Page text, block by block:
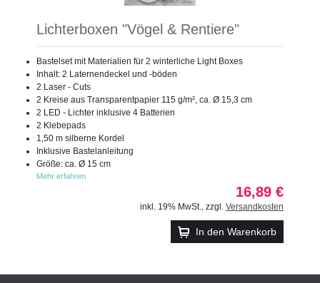
Lichterboxen "Vögel & Rentiere"
Bastelset mit Materialien für 2 winterliche Light Boxes
Inhalt: 2 Laternendeckel und -böden
2 Laser - Cuts
2 Kreise aus Transparentpapier 115 g/m², ca. Ø 15,3 cm
2 LED - Lichter inklusive 4 Batterien
2 Klebepads
1,50 m silberne Kordel
Inklusive Bastelanleitung
Größe: ca. Ø 15 cm
Mehr erfahren
16,89 €
inkl. 19% MwSt. zzgl. Versandkosten
In den Warenkorb